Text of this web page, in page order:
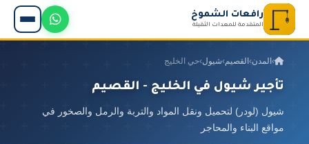
رافعات الشموخ
المتقدمة للمعدات الثقيلة
› المدن› القصيم›شيول›حي الخليج
تأجير شيول في الخليج - القصيم
شيول (لودر) لتحميل ونقل المواد والتربة والرمل والصخور في
مواقع البناء والمحاجر